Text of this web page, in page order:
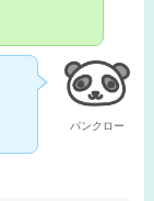
パンクロー